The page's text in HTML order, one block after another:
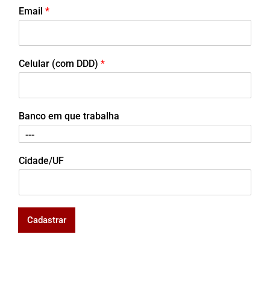
Email *
Celular (com DDD) *
Banco em que trabalha
Cidade/UF
Cadastrar